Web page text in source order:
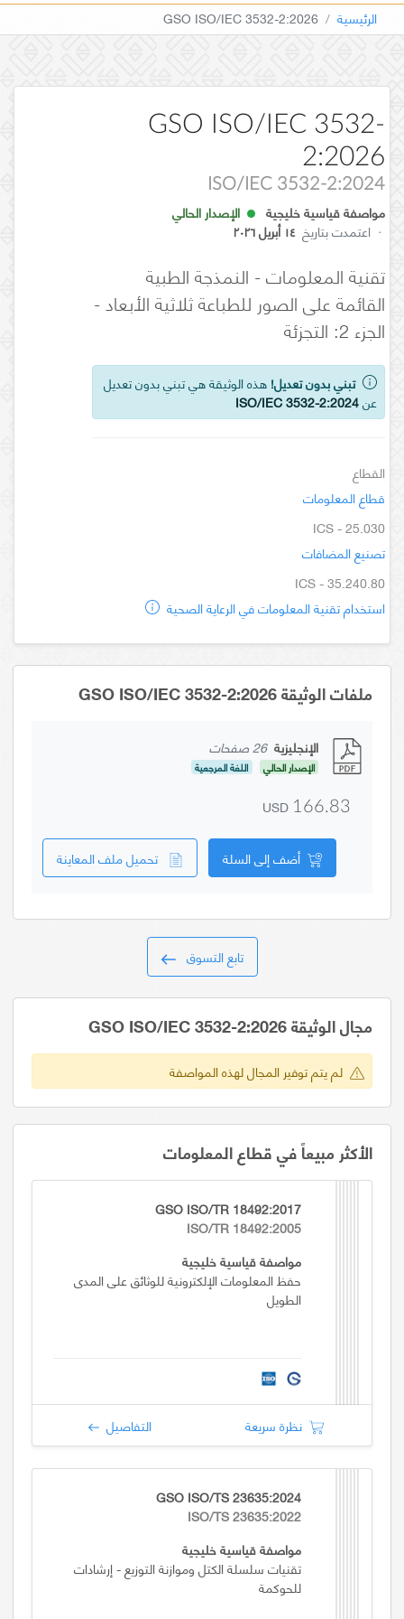
الرئيسية GSO ISO/IEC 3532-2:2026
GSO ISO/IEC 3532-
2:2026
ISO/IEC 3532-2:2024
مواصفة قياسية خليجية
الإصدار الحالي
· اعتمدت بتاريخ ١٤ أبريل ٢٠٢٦
تقنية المعلومات - النمذجة الطبية
القائمة على الصور للطباعة ثلاثية الأبعاد -
الجزء 2: التجزئة
تبني بدون تعديل! هذه الوثيقة هي تبني بدون تعديل
عنISO/IEC 3532-2:2024
القطاع
قطاع المعلومات
ICS - 25.030
تصنيع المضافات
ICS - 35.240.80
استخدام تقنية المعلومات في الرعاية الصحية
ملفات الوثيقة GSO ISO/IEC 3532-2:2026
الإنجليزية 26 صفحات
الإصدار الحالي اللغة المرجعية
USD 166.83
أضف إلى السلة تحميل ملف المعاينة
تابع التسوق
مجال الوثيقة GSO ISO/IEC 3532-2:2026
لم يتم توفير المجال لهذه المواصفة
الأكثر مبيعاً في قطاع المعلومات
GSO ISO/TR 18492:2017
ISO/TR 18492:2005
مواصفة قياسية خليجية
حفظ المعلومات الإلكترونية للوثائق على المدى
الطويل
نظرة سريعة التفاصيل
GSO ISO/TS 23635:2024
ISO/TS 23635:2022
مواصفة قياسية خليجية
تقنيات سلسلة الكتل وموازنة التوزيع - إرشادات
للحوكمة